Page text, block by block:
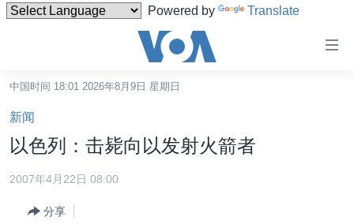
Powered by Translate
碍
链
接
跳
转
港澳
中国时间 18:01 2026年8月9日 星期日
新闻
以色列：击毙向以发射火箭者
2007年4月22日 08:00
分享